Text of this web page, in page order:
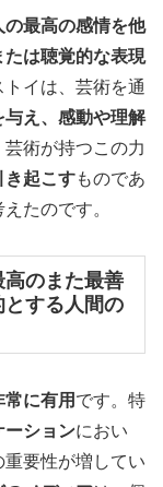
の最高の感情を他
は聴覚的な表現
イは、芸術を通
え、感動や理解
術が持つこの力
き起こすものであ
たのです。
高のまた最善
する人間の
に有用 です。特
ーションにおい
要性が増してい